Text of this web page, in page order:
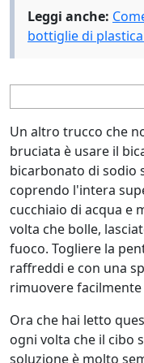
Leggi anche:
bottiglie di
Un altro trucco che
bruciata è usare il
bicarbonato di sodio
coprendo l'intera
cucchiaio di acqua e
volta che bolle,
fuoco. Togliere la
raffreddi e con una
rimuovere
Ora che hai letto
ogni volta che il cibo
soluzione è molto